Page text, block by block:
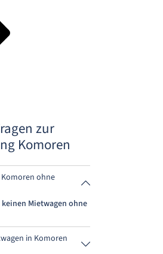
zur
Komoren
ohne
Mietwagen ohne
in Komoren